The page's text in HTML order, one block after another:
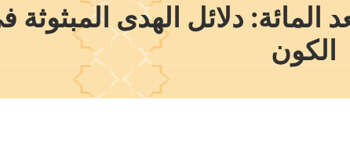
دلائل الهدى المبثوثة
الكون